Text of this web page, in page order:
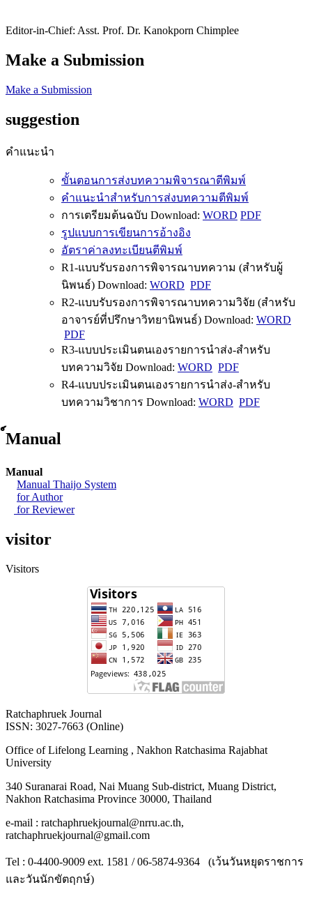
Editor-in-Chief: Asst. Prof. Dr. Kanokporn Chimplee
Make a Submission
Make a Submission
suggestion
คำแนะนำ
ขั้นตอนการส่งบทความพิจารณาตีพิมพ์
คำแนะนำสำหรับการส่งบทความตีพิมพ์
การเตรียมต้นฉบับ Download: WORD PDF
รูปแบบการเขียนการอ้างอิง
อัตราค่าลงทะเบียนตีพิมพ์
R1-แบบรับรองการพิจารณาบทความ (สำหรับผู้
นิพนธ์) Download: WORD PDF
R2-แบบรับรองการพิจารณาบทความวิจัย (สำหรับ
อาจารย์ที่ปรึกษาวิทยานิพนธ์) Download: WORD
PDF
R3-แบบประเมินตนเองรายการนำส่ง-สำหรับ
บทความวิจัย Download: WORD PDF
R4-แบบประเมินตนเองรายการนำส่ง-สำหรับ
บทความวิชาการ Download: WORD PDF
์Manual
Manual
Manual Thaijo System
for Author
for Reviewer
visitor
Visitors
Ratchaphruek Journal
ISSN: 3027-7663 (Online)
Office of Lifelong Learning , Nakhon Ratchasima Rajabhat
University
340 Suranarai Road, Nai Muang Sub-district, Muang District,
Nakhon Ratchasima Province 30000, Thailand
e-mail : ratchaphruekjournal@nrru.ac.th,
ratchaphruekjournal@gmail.com
Tel : 0-4400-9009 ext. 1581 / 06-5874-9364 (เว้นวันหยุดราชการ
และวันนักขัตฤกษ์)